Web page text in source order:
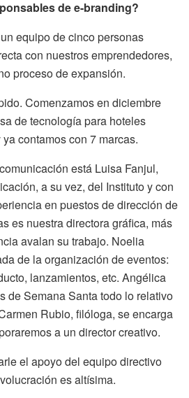
de e-branding?
equipo de cinco personas
con nuestros emprendedores,
proceso de expansión.
Comenzamos en diciembre
de tecnología para hoteles
contamos con 7 marcas.
está Luisa Fanjul,
a su vez, del Instituto y con
en puestos de dirección de
es nuestra directora gráfica, más
avalan su trabajo. Noelia
de la organización de eventos:
lanzamientos, etc. Angélica
de Semana Santa todo lo relativo
Rubio, filóloga, se encarga
a un director creativo.
el apoyo del equipo directivo
es altísima.